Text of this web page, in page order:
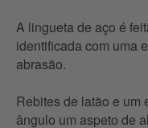
A lingueta de aço é
identificada com uma
abrasão.
Rebites de latão e um
ângulo um aspeto de